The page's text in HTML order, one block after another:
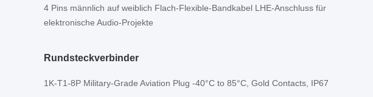
4 Pins männlich auf weiblich Flach-Flexible-Bandkabel LHE-Anschluss für
elektronische Audio-Projekte
Rundsteckverbinder
1K-T1-8P Military-Grade Aviation Plug -40°C to 85°C, Gold Contacts, IP67